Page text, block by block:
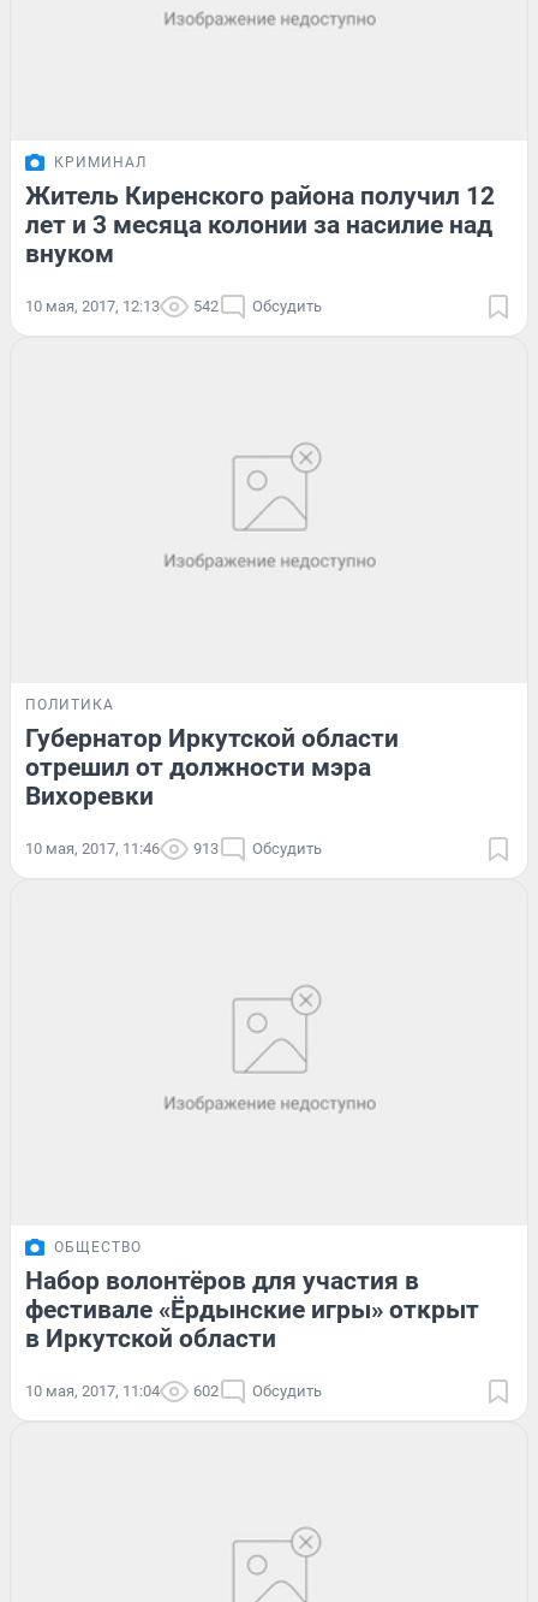
КРИМИНАЛ
Житель Киренского района получил 12
лет и 3 месяца колонии за насилие над
внуком
10 мая, 2017, 12:13 542 Обсудить
ПОЛИТИКА
Губернатор Иркутской области
отрешил от должности мэра
Вихоревки
10 мая, 2017, 11:46 913 Обсудить
ОБЩЕСТВО
Набор волонтёров для участия в
фестивале «Ёрдынские игры» открыт
в Иркутской области
10 мая, 2017, 11:04 602 Обсудить